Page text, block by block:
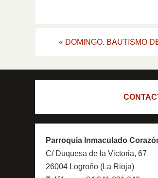
« DOMINGO. BAUTISMO
Parroquia Inmaculado
C/ Duquesa de la Victoria, 67
26004 Logroño (La Rioja)